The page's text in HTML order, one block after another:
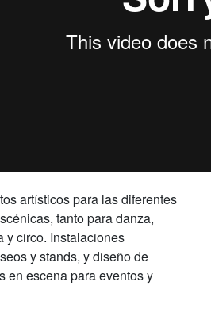
artísticos para las diferentes
tanto para danza,
y circo. Instalaciones
y stands, y diseño de
en escena para eventos y